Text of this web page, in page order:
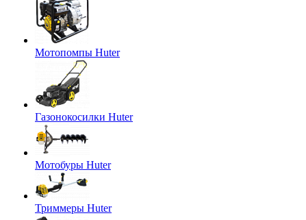
Мотопомпы Huter
Газонокосилки Huter
Мотобуры Huter
Триммеры Huter